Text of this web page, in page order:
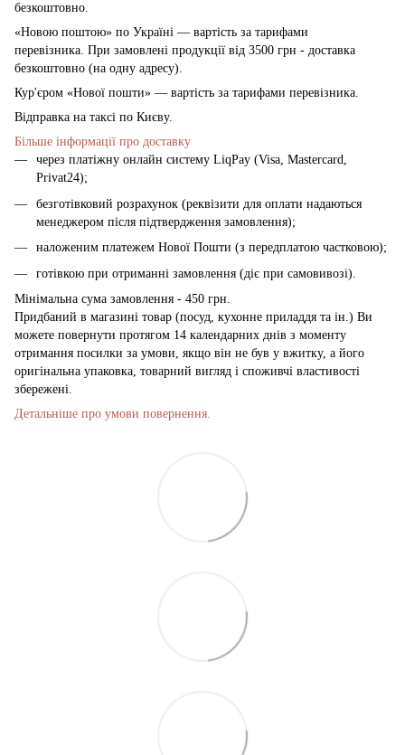
безкоштовно.
«Новою поштою» по Україні — вартість за тарифами
перевізника. При замовлені продукції від 3500 грн - доставка
безкоштовно (на одну адресу).
Кур'єром «Нової пошти» — вартість за тарифами перевізника.
Відправка на таксі по Києву.
Більше інформації про доставку
через платіжну онлайн систему LiqPay (Visa, Mastercard,
Privat24);
безготівковий розрахунок (реквізити для оплати надаються
менеджером після підтвердження замовлення);
наложеним платежем Нової Пошти (з передплатою частковою);
готівкою при отриманні замовлення (діє при самовивозі).
Мінімальна сума замовлення - 450 грн.
Придбаний в магазині товар (посуд, кухонне приладдя та ін.) Ви
можете повернути протягом 14 календарних днів з моменту
отримання посилки за умови, якщо він не був у вжитку, а його
оригінальна упаковка, товарний вигляд і споживчі властивості
збережені.
Детальніше про умови повернення.